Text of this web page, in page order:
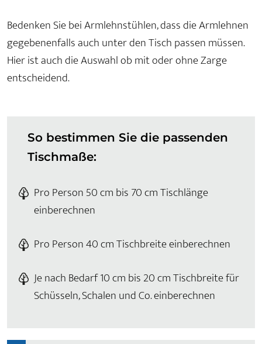
Bedenken Sie bei Armlehnstühlen, dass die Armlehnen
gegebenenfalls auch unter den Tisch passen müssen.
Hier ist auch die Auswahl ob mit oder ohne Zarge
entscheidend.
So bestimmen Sie die passenden
Tischmaße:
Pro Person 50 cm bis 70 cm Tischlänge
einberechnen
Pro Person 40 cm Tischbreite einberechnen
Je nach Bedarf 10 cm bis 20 cm Tischbreite für
Schüsseln, Schalen und Co. einberechnen